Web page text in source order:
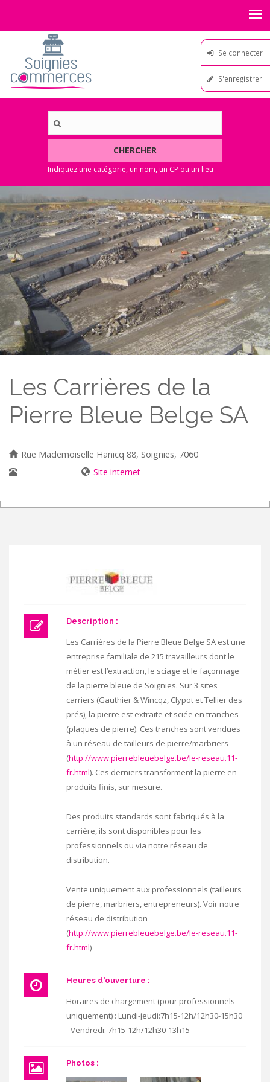
Se connecter
S'enregistrer
CHERCHER
Les Carrières de la
Pierre Bleue Belge SA
Rue Mademoiselle Hanicq 88, Soignies, 7060
Site internet
Description :
Les Carrières de la Pierre Bleue Belge SA est une
entreprise familiale de 215 travailleurs dont le
métier est l’extraction, le sciage et le façonnage
de la pierre bleue de Soignies. Sur 3 sites
carriers (Gauthier & Wincqz, Clypot et Tellier des
prés), la pierre est extraite et sciée en tranches
(plaques de pierre). Ces tranches sont vendues
à un réseau de tailleurs de pierre/marbriers
(http://www.pierrebleuebelge.be/le-reseau.11-
fr.html). Ces derniers transforment la pierre en
produits finis, sur mesure.
Des produits standards sont fabriqués à la
carrière, ils sont disponibles pour les
professionnels ou via notre réseau de
distribution.
Vente uniquement aux professionnels (tailleurs
de pierre, marbriers, entrepreneurs). Voir notre
réseau de distribution
(http://www.pierrebleuebelge.be/le-reseau.11-
fr.html)
Heures d'ouverture :
Horaires de chargement (pour professionnels
uniquement) : Lundi-jeudi:7h15-12h/12h30-15h30
- Vendredi: 7h15-12h/12h30-13h15
Photos :